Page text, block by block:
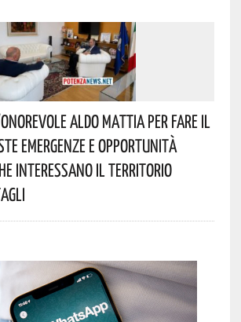
Aldo Mattia Per Fare Il
Emergenze E Opportunità
Interessano Il Territorio